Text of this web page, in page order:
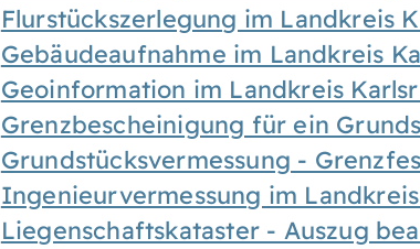
Flurstückszerlegung im Landkreis
Gebäudeaufnahme im Landkreis
Geoinformation im Landkreis
Grenzbescheinigung für ein
Grundstücksvermessung -
Ingenieurvermessung im
Liegenschaftskataster - Auszug